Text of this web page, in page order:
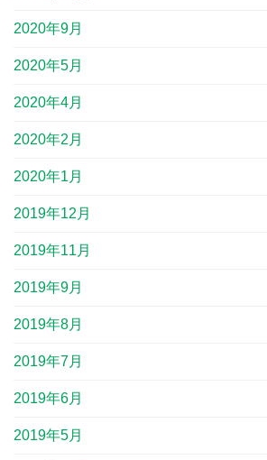
2020年9月
2020年5月
2020年4月
2020年2月
2020年1月
2019年12月
2019年11月
2019年9月
2019年8月
2019年7月
2019年6月
2019年5月